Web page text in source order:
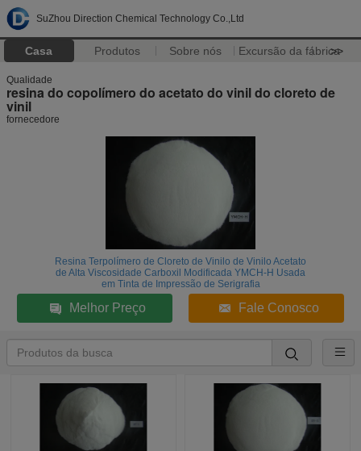
SuZhou Direction Chemical Technology Co.,Ltd
Casa Produtos Sobre nós Excursão da fábrica
>>
Qualidade
resina do copolímero do acetato do vinil do cloreto de
vinil
fornecedore
Resina Terpolímero de Cloreto de Vinilo de Vinilo Acetato
de Alta Viscosidade Carboxil Modificada YMCH-H Usada
em Tinta de Impressão de Serigrafia
Melhor Preço Fale Conosco